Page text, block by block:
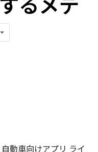
るメデ
動車向けアプリ ライ